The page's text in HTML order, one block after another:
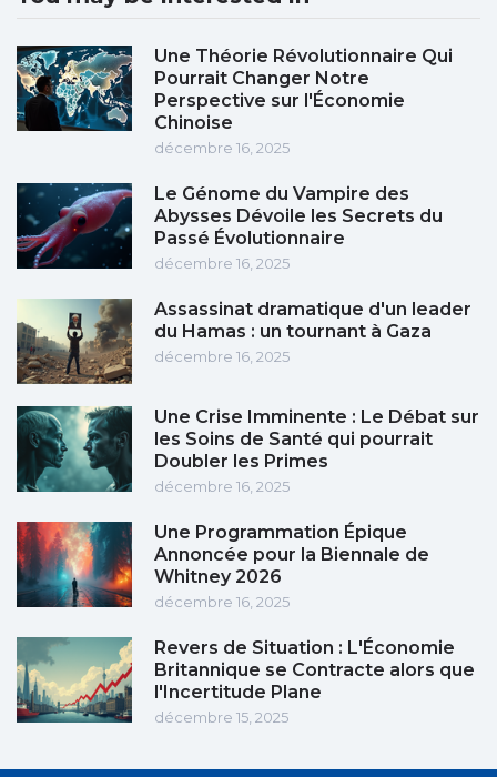
Une Théorie Révolutionnaire Qui
Pourrait Changer Notre
Perspective sur l'Économie
Chinoise
décembre 16, 2025
Le Génome du Vampire des
Abysses Dévoile les Secrets du
Passé Évolutionnaire
décembre 16, 2025
Assassinat dramatique d'un leader
du Hamas : un tournant à Gaza
décembre 16, 2025
Une Crise Imminente : Le Débat sur
les Soins de Santé qui pourrait
Doubler les Primes
décembre 16, 2025
Une Programmation Épique
Annoncée pour la Biennale de
Whitney 2026
décembre 16, 2025
Revers de Situation : L'Économie
Britannique se Contracte alors que
l'Incertitude Plane
décembre 15, 2025